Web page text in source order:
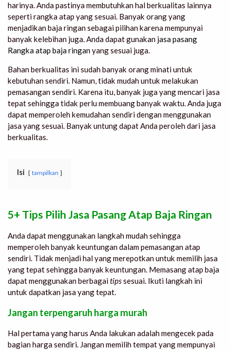
harinya. Anda pastinya membutuhkan hal berkualitas lainnya
seperti rangka atap yang sesuai. Banyak orang yang
menjadikan baja ringan sebagai pilihan karena mempunyai
banyak kelebihan juga. Anda dapat gunakan jasa pasang
Rangka atap baja ringanyang sesuai juga.
Bahan berkualitas ini sudah banyak orang minati untuk
kebutuhan sendiri. Namun, tidak mudah untuk melakukan
pemasangan sendiri. Karena itu, banyak juga yang mencari jasa
tepat sehingga tidak perlu membuang banyak waktu. Anda juga
dapat memperoleh kemudahan sendiri dengan menggunakan
jasa yang sesuai. Banyak untung dapat Anda peroleh dari jasa
berkualitas.
Isi tampilkan
5+ Tips Pilih Jasa Pasang Atap Baja Ringan
Anda dapat menggunakan langkah mudah sehingga
memperoleh banyak keuntungan dalam pemasangan atap
sendiri. Tidak menjadi hal yang merepotkan untuk memilih jasa
yang tepat sehingga banyak keuntungan. Memasang atap baja
dapat menggunakan berbagaitipssesuai. Ikuti langkah ini
untuk dapatkan jasa yang tepat.
Jangan terpengaruh harga murah
Hal pertama yang harus Anda lakukan adalah mengecek pada
bagian harga sendiri. Jangan memilih tempat yang mempunyai